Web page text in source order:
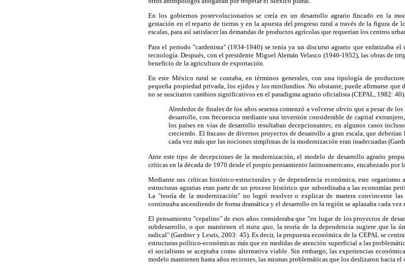
En los gobiernos posrevolucionarios se creía en un desarrollo agrario fincado en la
gestación en el reparto de tierras y en la apuesta del progreso rural a través de la figura de
escalas, para así satisfacer las demandas de productos agrícolas que requerían los centros
Para el periodo "cardenista" (1934-1940) se tenía ya un discurso agrario que enfatizaba
tecnología. Después, con el presidente Miguel Alemán Velasco (1946-1952), las obras de
beneficio de la agricultura de exportación.
En este México rural se contaba, en términos generales, con una tipología de
pequeña propiedad privada, los ejidos y los minifundios. No obstante, puede afirmarse que
no se suscitaron cambios significativos en el paradigma agrario oficialista (CEPAL, 1982: 40).
Alrededor de finales de los años sesenta comenzó a volverse obvio que a pesar de
desarrollo, con frecuencia mediante una inversión considerable de capital
los países en vías de desarrollo resultaban decepcionantes; en algunos casos
creciendo. El fracaso de diversos proyectos de desarrollo a gran escala, que
cada vez más que las nociones simplistas de la modernización eran inadecuadas
Ante este tipo de decepciones de la modernización, el modelo de desarrollo agrario
críticas en la década de 1970 desde el propio pensamiento latinoamericano, encabezado por
Mediante sus críticas histórico-estructurales y de dependencia económica, este organismo
estructuras agrarias eran parte de un proceso histórico que subordinaba a las economías
La "teoría de la modernización" no logró resolver o explicar de manera convincente
continuaba ascendiendo de forma dramática y el desarrollo en la región se aplazaba cada vez
El pensamiento "cepalino" de esos años consideraba que "en lugar de los proyectos de
subdesarrollo, o que mantienen elstatu quo, la teoría de la dependencia sugiere que la
radical" (Gardner y Lewis, 2003: 45). Es decir, la propuesta económica de la CEPAL se
estructuras político-económicas más que en medidas de atención superficial a las
el socialismo se aceptaba como alternativa viable. Sin embargo, las experiencias
modelo mantienen hasta años recientes, las mismas problemáticas que los deslizaron hacia